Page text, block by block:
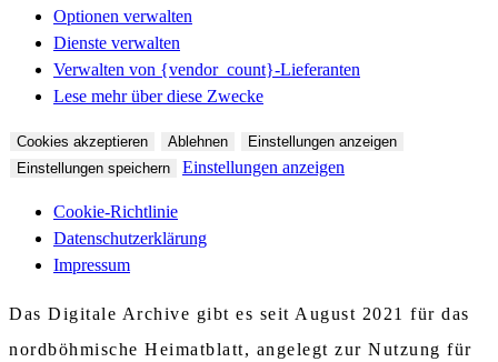
Optionen verwalten
Dienste verwalten
Verwalten von {vendor_count}-Lieferanten
Lese mehr über diese Zwecke
Cookies akzeptieren Ablehnen
Einstellungen anzeigen
Einstellungen speichern
Einstellungen anzeigen
Cookie-Richtlinie
Datenschutzerklärung
Impressum
Das Digitale Archive gibt es seit August 2021 für das
nordböhmische Heimatblatt, angelegt zur Nutzung für